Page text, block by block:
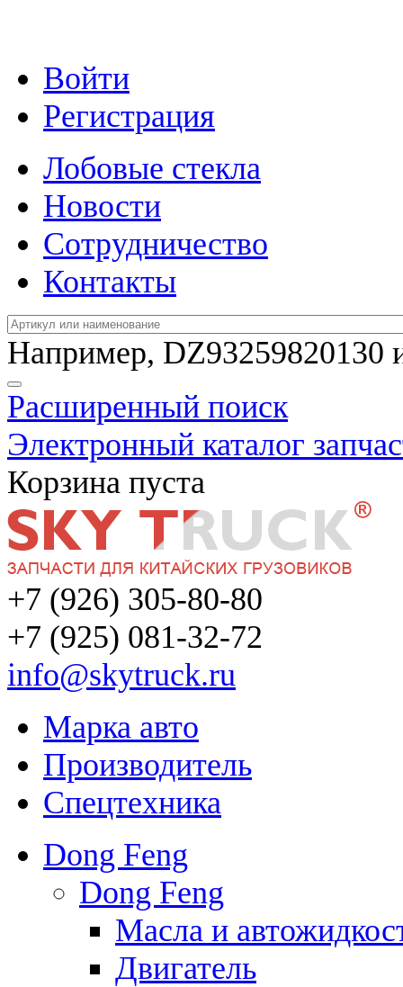
Войти
Регистрация
Лобовые стекла
Новости
Сотрудничество
Контакты
Например, DZ93259820130
Расширенный поиск
Электронный каталог
Корзина пуста
+7 (926) 305-80-80
+7 (925) 081-32-72
info@skytruck.ru
Марка авто
Производитель
Спецтехника
Dong Feng
Dong Feng
Масла и
Двигатель